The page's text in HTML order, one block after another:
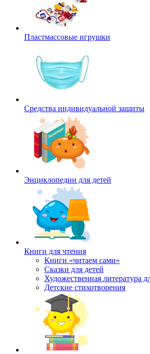
Пластмассовые игрушки
Средства индивидуальной защиты
Энциклопедии для детей
Книги для чтения
Книги «читаем сами»
Сказки для детей
Художественная литература
Детские стихотворения